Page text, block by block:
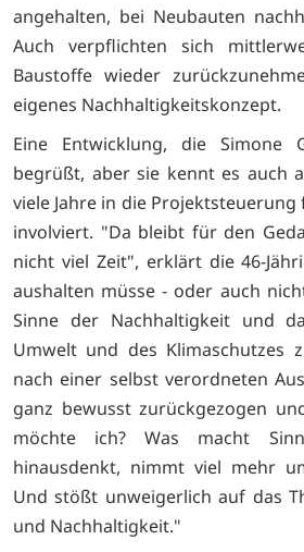
angehalten, bei Neubauten
Auch verpflichten sich
Baustoffe wieder
eigenes Nachhaltigkeitskonzept.
Eine Entwicklung, die Simone
begrüßt, aber sie kennt es auch
viele Jahre in die
involviert. "Da bleibt für den
nicht viel Zeit", erklärt die 46-
aushalten müsse - oder auch
Sinne der Nachhaltigkeit und
Umwelt und des Klimaschutzes
nach einer selbst verordneten
ganz bewusst zurückgezogen
möchte ich? Was macht
hinausdenkt, nimmt viel mehr
Und stößt unweigerlich auf das
und Nachhaltigkeit."